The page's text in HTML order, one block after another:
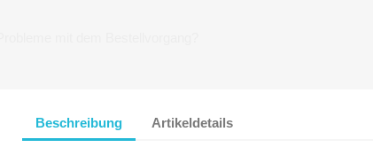
Beschreibung Artikeldetails